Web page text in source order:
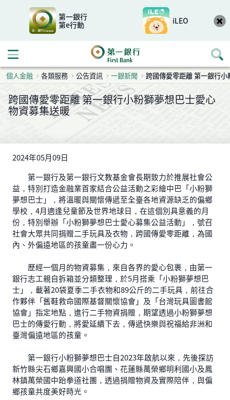
第一銀行
第e行動
iLEO
開啟行動選單
個人金融 各類服務 公告資訊 一銀新聞 跨國傳愛零距離 第一銀行
跨國傳愛零距離 第一銀行小粉獅夢想巴士愛心
物資募集送暖
2024年05月09日
第一銀行及第一銀行文教基金會長期致力於推展社會公
益，特別打造金融業首家結合公益活動之彩繪中巴「小粉獅
夢想巴士」，將溫暖與關懷傳遞至全臺各地資源缺乏的偏鄉
學校，4月適逢兒童節及世界地球日，在這個別具意義的月
份，特別舉辦「小粉獅夢想巴士愛心募集公益活動」，號召
社會大眾共同捐贈二手玩具及衣物，跨國傳愛零距離，為國
內、外偏遠地區的孩童盡一份心力。
歷經一個月的物資募集，來自各界的愛心包裹，由第一
銀行志工親自拆箱並分類整理，於5月搭乘「小粉獅夢想巴
士」，載著20袋夏季二手衣物和89公斤的二手玩具，前往合
作夥伴「舊鞋救命國際基督關懷協會」及「台灣玩具圖書館
協會」指定地點，進行二手物資捐贈，期望透過小粉獅夢想
巴士的傳愛行動，將愛延續下去，傳遞快樂與祝福給非洲和
臺灣偏遠地區的孩童。
第一銀行小粉獅夢想巴士自2023年啟航以來，先後探訪
新竹縣尖石鄉嘉興國小合唱團、花蓮縣萬榮鄉明利國小及鳳
林鎮萬榮國中跆拳道社團，透過捐贈物資及實際陪伴，與偏
鄉孩童共度美好時光。